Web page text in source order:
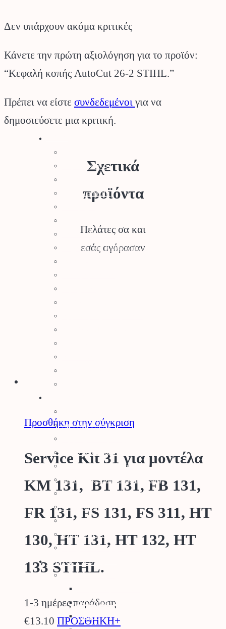
Δεν υπάρχουν ακόμα κριτικές
Κάνετε την πρώτη αξιολόγηση για το προϊόν:
“Κεφαλή κοπής AutoCut 26-2 STIHL.”
Πρέπει να είστε συνδεδεμένοι για να
δημοσιεύσετε μια κριτική.
Σχετικά
προϊόντα
Πελάτες σα και
εσάς αγόρασαν
Προσθήκη στην σύγκριση
Service Kit 31 για μοντέλα
KM 131, BT 131, FB 131,
FR 131, FS 131, FS 311, HT
130, HT 131, HT 132, HT
133 STIHL.
1-3 ημέρες παράδοση
€13.10 ΠΡΟΣΘΗΚΗ+
Χορτοκοπτικά
Σύστημα Multi
Ψαλίδια Μπορντούρας
Μηχανήματα Καθαρισμού
Λάστιχα Κήπου
Ποτιστικά Επιφανείας
Πλαστικά Εξαρτήματα
Σταλάκτες – Μικροεξαρτήματα
Σωλήνες Αυτ. Ποτίσματος
Ηλεκτροβάνες
Καλώδια Κήπου
Φρεάτια Κήπου
Ορειχάλκινα Εξαρτήματα
Φυτά – Σπόροι
Σπόροι – Βολβοί
Βιολογικοί Σπόροι
Βολβοί